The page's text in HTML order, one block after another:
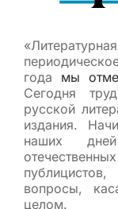
года мы
Сегодня
русской
издания.
наших
вопросы,
целом.